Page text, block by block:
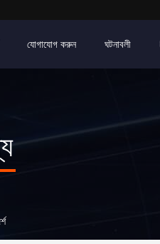
যোগাযোগ করুন ঘটনাবলী